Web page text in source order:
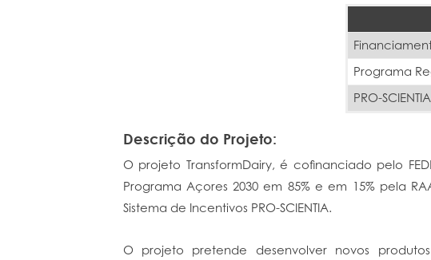
Programa
PRO-
Descrição do Projeto:
O projeto TransformDairy, é cofinanciado pelo
Programa Açores 2030 em 85% e em 15% pela
Sistema de Incentivos PRO-SCIENTIA.
O projeto pretende desenvolver novos